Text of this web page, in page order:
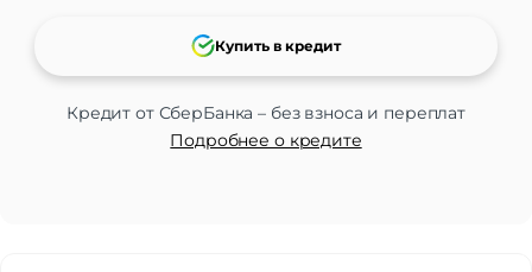
Кредит от СберБанка – без взноса и переплат
Подробнее о кредите
Купить в кредит